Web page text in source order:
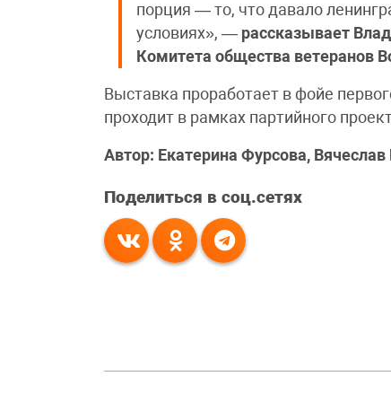
порция — то, что давало
условиях», — рассказывает
Комитета общества ветеранов
Выставка проработает в фойе
проходит в рамках партийного
Автор: Екатерина Фурсова,
Поделиться в соц.сетях